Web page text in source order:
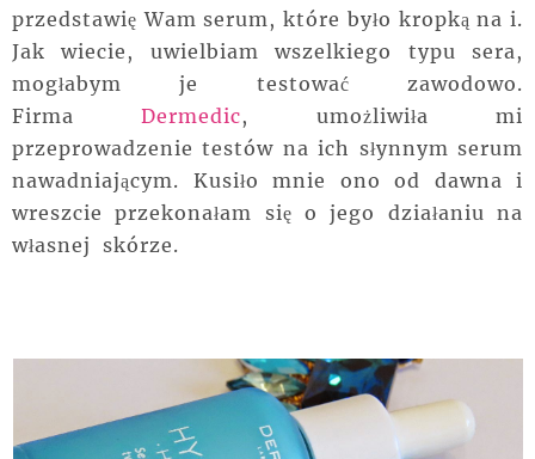
przedstawię Wam serum, które było kropką na i.
Jak wiecie, uwielbiam wszelkiego typu sera,
mogłabym je testować zawodowo.
FirmaDermedic, umożliwiła mi
przeprowadzenie testów na ich słynnym serum
nawadniającym. Kusiło mnie ono od dawna i
wreszcie przekonałam się o jego działaniu na
własnej skórze.